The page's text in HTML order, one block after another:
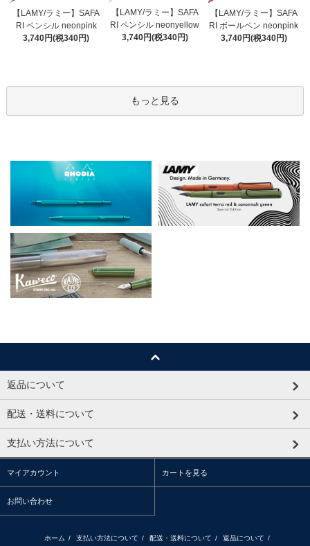
【LAMY/ラミー】SAFA
RI ペンシル neonpink
3,740円(税340円)
【LAMY/ラミー】SAFA
RI ペンシル neonyellow
3,740円(税340円)
【LAMY/ラミー】SAFA
RI ボールペン neonpink
3,740円(税340円)
もっと見る
返品について
配送・送料について
支払い方法について
マイアカウント カートを見る
お問い合わせ
ホーム / 支払い方法について / 配送・送料について / 返品について /